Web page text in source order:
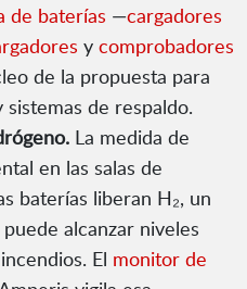
de baterías —cargadores
y comprobadores
de la propuesta para
de respaldo.
La medida de
en las salas de
baterías liberan H₂, un
alcanzar niveles
El monitor de